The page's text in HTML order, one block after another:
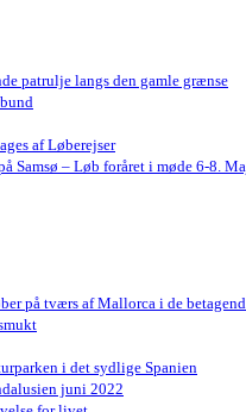
patrulje langs den gamle grænse
af Løberejser
Samsø – Løb foråret i møde 6-8.
på tværs af Mallorca i de
i det sydlige Spanien
juni 2022